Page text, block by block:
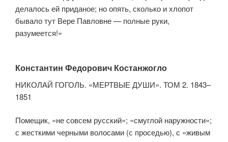
делалось ей приданое; но опять, сколько и хлопот
бывало тут Вере Павловне — полные руки,
разумеется!»
Константин Федорович Костанжогло
НИКОЛАЙ ГОГОЛЬ. «МЕРТВЫЕ ДУШИ». ТОМ 2. 1843–
1851
Помещик, «не совсем русский»; «смуглой наружности»;
с жесткими черными волосами (с проседью), с «живым